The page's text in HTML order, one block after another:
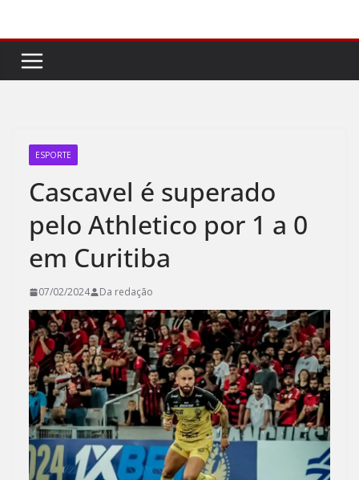
conteúdo
ESPORTE
Cascavel é superado
pelo Athletico por 1 a 0
em Curitiba
07/02/2024 Da redação